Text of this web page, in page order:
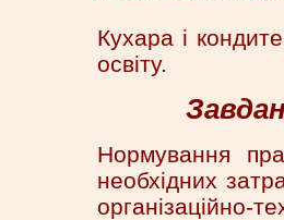
Кухара і
освіту.
Нормування
необхідних
організаційно-